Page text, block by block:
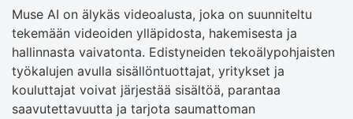
Muse AI on älykäs videoalusta, joka on suunniteltu
tekemään videoiden ylläpidosta, hakemisesta ja
hallinnasta vaivatonta. Edistyneiden tekoälypohjaisten
työkalujen avulla sisällöntuottajat, yritykset ja
kouluttajat voivat järjestää sisältöä, parantaa
saavutettavuutta ja tarjota saumattoman